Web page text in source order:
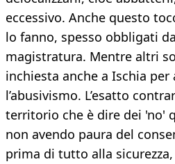
eccessivo. Anche questo
lo fanno, spesso obbligati
magistratura. Mentre altri
inchiesta anche a Ischia
l’abusivismo. L’esatto
territorio che è dire dei 'no'
non avendo paura del
prima di tutto alla